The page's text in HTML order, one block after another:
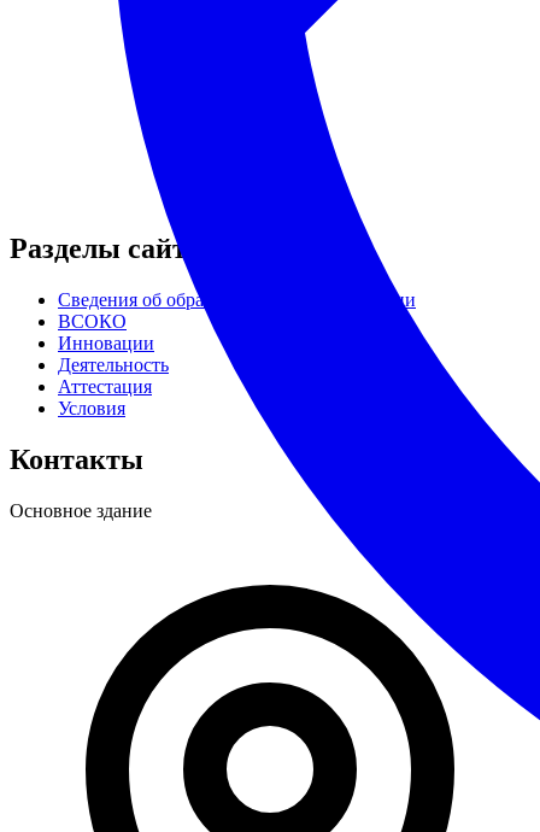
Разделы сайта
Сведения об образовательной организации
ВСОКО
Инновации
Деятельность
Аттестация
Условия
Контакты
Основное здание